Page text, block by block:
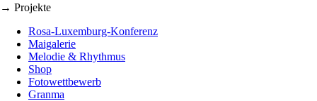
→ Projekte
Rosa-Luxemburg-Konferenz
Maigalerie
Melodie & Rhythmus
Shop
Fotowettbewerb
Granma